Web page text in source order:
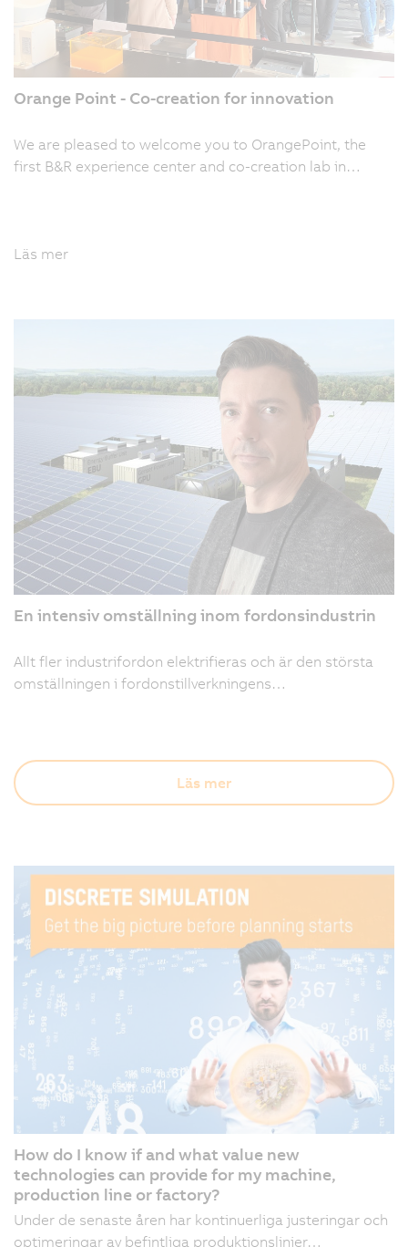
Orange Point - Co-creation for innovation
We are pleased to welcome you to OrangePoint, the
first B&R experience center and co-creation lab in…
Läs mer
En intensiv omställning inom fordonsindustrin
Allt fler industrifordon elektrifieras och är den största
omställningen i fordonstillverkningens…
Läs mer
How do I know if and what value new
technologies can provide for my machine,
production line or factory?
Under de senaste åren har kontinuerliga justeringar och
optimeringar av befintliga produktionslinjer…